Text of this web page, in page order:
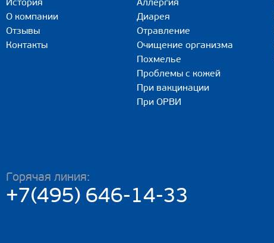
История
О компании
Отзывы
Контакты
Аллергия
Диарея
Отравление
Очищение организма
Похмелье
Проблемы с кожей
При вакцинации
При ОРВИ
Горячая линия:
+7(495) 646-14-33